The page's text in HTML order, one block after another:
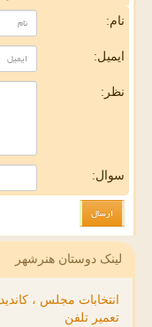
نام:
ایمیل:
نظر:
سوال:
لینک دوستان هنرشهر
انتخابات مجلس ،
تعمیر تلفن